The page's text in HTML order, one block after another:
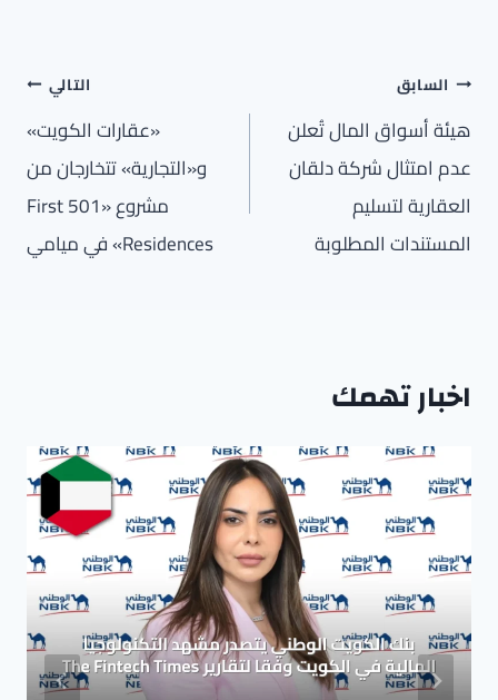
تصفّح
المقالات
السابق
هيئة أسواق المال تُعلن
عدم امتثال شركة دلقان
العقارية لتسليم
المستندات المطلوبة
التالي
«عقارات الكويت»
و«التجارية» تتخارجان من
مشروع «501 First
Residences» في ميامي
اخبار تهمك